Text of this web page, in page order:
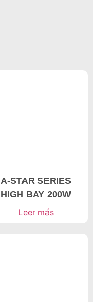
A-STAR SERIES
HIGH BAY 200W
Leer más